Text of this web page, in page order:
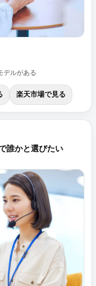
デルがある
楽天市場で見る
誰かと選びたい